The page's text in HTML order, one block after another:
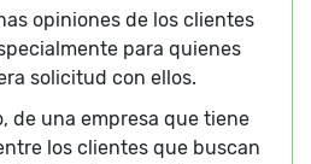
opiniones de los clientes
para quienes
solicitud con ellos.
de una empresa que tiene
los clientes que buscan